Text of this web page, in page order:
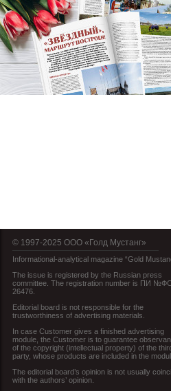
© 1997-2025 OOO «Голд Мустанг»
Informational-analytical magazine “Gold
The issue is registered by the Russian press
committee. The registration number is ПИ
26476.
Editorial board is not responsible for the
trustworthiness of advertising materials.
In case Customer gives a finished advertising
module, the Customer is to guarantee
of the copyright (intellectual property) of the
party, whose products are included in the
The editorial board’s opinion is not usually
with the authors’ opinion.